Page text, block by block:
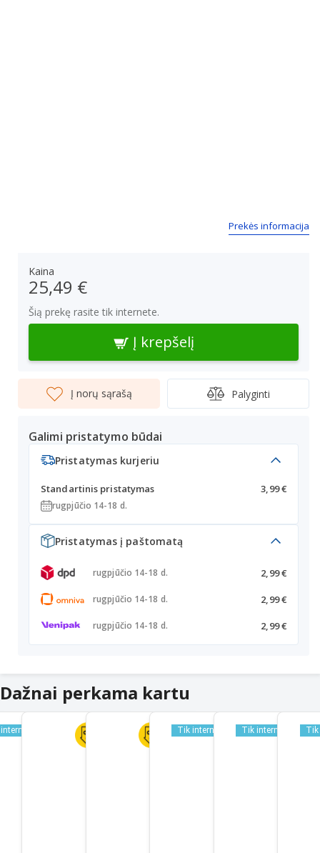
Prekės informacija
Kaina
25,49 €
Šią prekę rasite tik internete.
Į krepšelį
Į norų sąrašą Palyginti
Galimi pristatymo būdai
Pristatymas kurjeriu
Standartinis pristatymas 3,99 €
rugpjūčio 14-18 d.
Pristatymas į paštomatą
rugpjūčio 14-18 d. 2,99 €
rugpjūčio 14-18 d. 2,99 €
rugpjūčio 14-18 d. 2,99 €
Dažnai perkama kartu
Tik internetu Tik internetu Tik